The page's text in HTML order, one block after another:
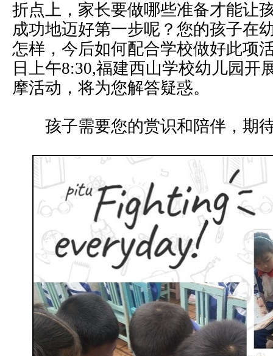
折点上，家长要做哪些准备才能让
成功地迈好第一步呢？您的孩子在
怎样，今后如何配合学校做好此项
日上午8:30,福建西山学校幼儿园开
摩活动，将为您解答疑惑。
孩子需要您的赏识和陪伴，期